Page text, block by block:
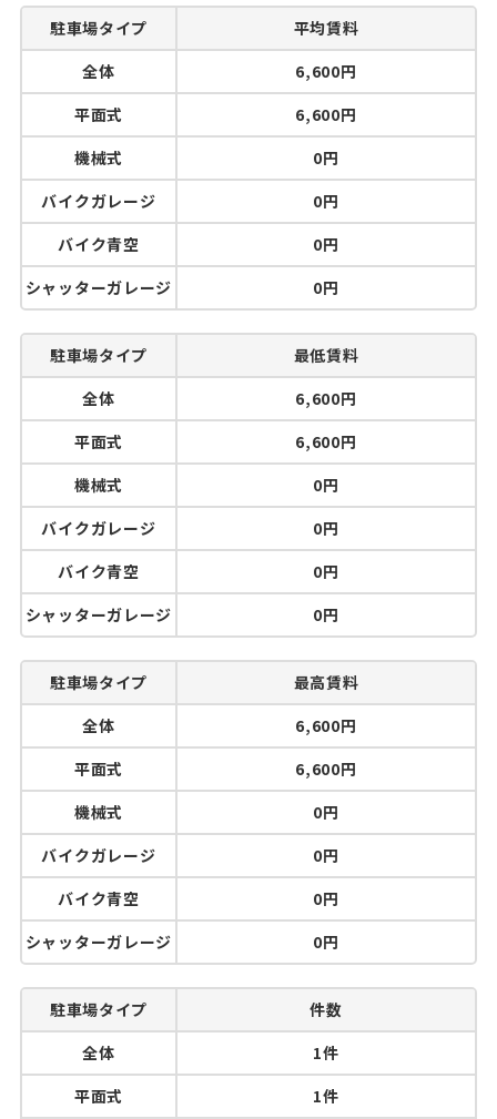
駐車場タイプ
平均賃料
全体
6,600円
平面式
6,600円
機械式
0円
バイクガレージ
0円
バイク青空
0円
シャッターガレージ
0円
駐車場タイプ
最低賃料
全体
6,600円
平面式
6,600円
機械式
0円
バイクガレージ
0円
バイク青空
0円
シャッターガレージ
0円
駐車場タイプ
最高賃料
全体
6,600円
平面式
6,600円
機械式
0円
バイクガレージ
0円
バイク青空
0円
シャッターガレージ
0円
駐車場タイプ
件数
全体
1件
平面式
1件